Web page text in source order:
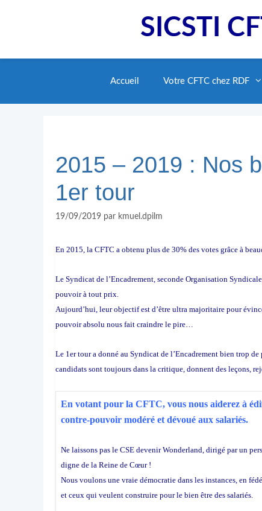
SICSTI
Accueil Votre CFTC chez RDF
2015 – 2019 : Nos
1er tour
19/09/2019 par kmuel.dpilm
En 2015, la CFTC a obtenu plus de 30% des votes grâce à
Le Syndicat de l’Encadrement, seconde Organisation
pouvoir à tout prix.
Aujourd’hui, leur objectif est d’être ultra majoritaire pour
pouvoir absolu nous fait craindre le pire…
Le 1er tour a donné au Syndicat de l’Encadrement bien trop
candidats sont toujours dans la critique, donnent des leçons,
En votant pour la CFTC, vous nous aiderez à
contre-pouvoir modéré et dévoué aux salariés.
Ne laissons pas le CSE devenir Wonderland, dirigé par un
digne de la Reine de Cœur !
Nous voulons une vraie démocratie dans les instances, en
et ceux qui veulent construire pour le bien être des salariés.